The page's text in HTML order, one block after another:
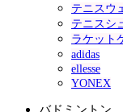
テニスウ
テニスシ
ラケット
adidas
ellesse
YONEX